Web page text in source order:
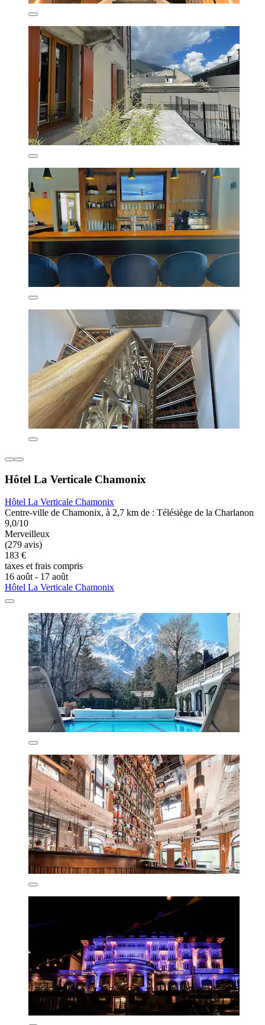
Hôtel La Verticale Chamonix
Hôtel La Verticale Chamonix
Centre-ville de Chamonix, à 2,7 km de : Télésiège de la Charlanon
9,0/10
Merveilleux
(279 avis)
183 €
taxes et frais compris
16 août - 17 août
Hôtel La Verticale Chamonix